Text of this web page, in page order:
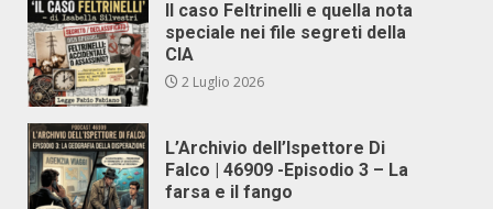
Il caso Feltrinelli e quella nota
speciale nei file segreti della
CIA
2 Luglio 2026
L’Archivio dell’Ispettore Di
Falco | 46909 -Episodio 3 – La
farsa e il fango